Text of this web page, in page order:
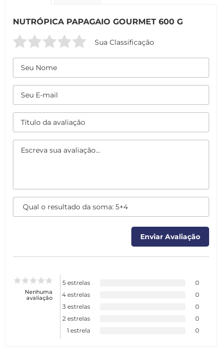
NUTRÓPICA PAPAGAIO GOURMET 600 G
Sua Classificação
Nenhuma
avaliação
5 estrelas
0
4 estrelas
0
3 estrelas
0
2 estrelas
0
1 estrela
0